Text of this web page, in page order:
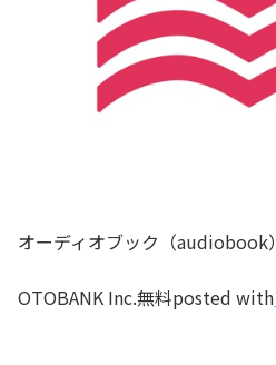
オーディオブック（audiobook
OTOBANK Inc.無料posted with